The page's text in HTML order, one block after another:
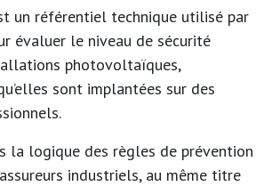
un référentiel technique utilisé par
évaluer le niveau de sécurité
photovoltaïques,
sont implantées sur des
la logique des règles de prévention
industriels, au même titre